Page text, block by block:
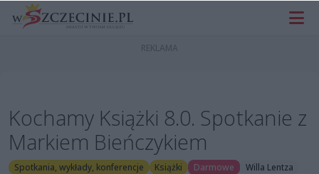
Kochamy Książki 8.0. Spotkanie z
Markiem Bieńczykiem
Spotkania, wykłady, konferencje Książki Darmowe
Willa Lentza